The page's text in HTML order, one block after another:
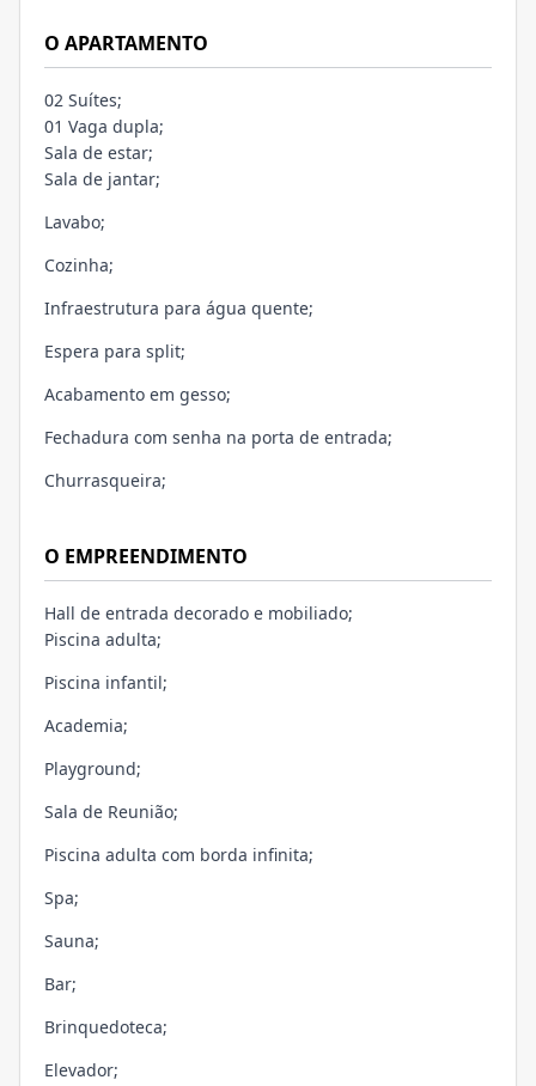
O APARTAMENTO
02 Suítes;
01 Vaga dupla;
Sala de estar;
Sala de jantar;
Lavabo;
Cozinha;
Infraestrutura para água quente;
Espera para split;
Acabamento em gesso;
Fechadura com senha na porta de entrada;
Churrasqueira;
O EMPREENDIMENTO
Hall de entrada decorado e mobiliado;
Piscina adulta;
Piscina infantil;
Academia;
Playground;
Sala de Reunião;
Piscina adulta com borda infinita;
Spa;
Sauna;
Bar;
Brinquedoteca;
Elevador;